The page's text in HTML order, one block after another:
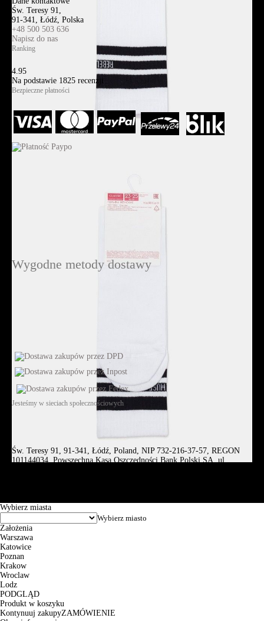
Św. Teresy 91,
91-341, Łódź, Polska
+48 500 503 636
Napisz do nas
Ranking
4.95
Na podstawie 1825 recenzji
Bezpieczne płatności
Wygodne metody dostawy
Jesteśmy w sieciach społecznościowych
Św. Teresy 91, 91-341, Łódź, Poland, NIP 732-216-37-57, REGON
101144034, Powszechna Kasa Oszczędności Bank Polski SA, ul.
Wybierz miasta
Założenia
Warszawa
Katowice
Poznan
Krakow
Wroclaw
Lodz
PODGLĄD
Produkt w koszyku
Kontynuuj zakupyZAMÓWIENIE